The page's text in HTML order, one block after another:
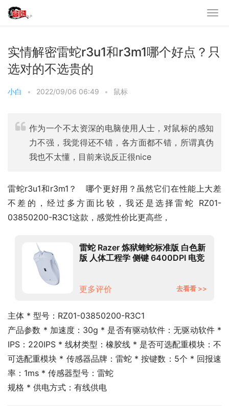
实情解密雷蛇r3u1和r3m1哪个好点？只
选对的不选贵的
小白 • 2022/09/06 06:49 • 鼠标
作为一个不太资深的电脑使用人士，对鼠标的感知
力不强，我觉得还不错，各方面都不错，所谓真伪
我也不太懂，目前来说反正很nice
雷蛇r3u1和r3m1？   哪个更好用？虽然它们在性能上大差
不差的，经过多方面比较，我还是选择雷蛇 RZ01-
03850200-R3C1这款，感觉性价比更高些，
雷蛇 Razer 炼狱蝰蛇标准版 白色新
版 人体工程学 侧键 6400DPI 电竞
更多评价 去看看 >>
主体 * 型号：RZ01-03850200-R3C1
产品参数 * 加速度：30g * 是否有驱动软件：无驱动软件 *
IPS：220IPS * 线材类型：橡胶线 * 是否可选配重模块：不
可选配重模块 * 传感器品牌：雷蛇 * 按键数：5个 * 回报速
率：1ms * 传感器型号：雷蛇
规格 * 供电方式：有线供电